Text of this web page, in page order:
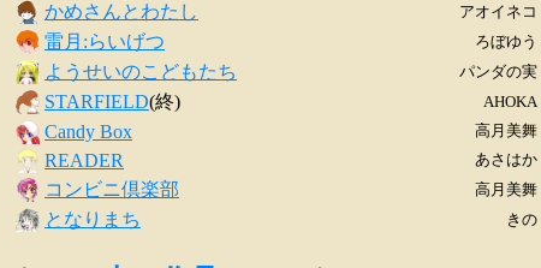
かめさんとわたし アオイネコ
雷月:らいげつ ろぼゆう
ようせいのこどもたち パンダの実
STARFIELD(終) AHOKA
Candy Box 高月美舞
READER あさはか
コンビニ倶楽部 高月美舞
となりまち きの